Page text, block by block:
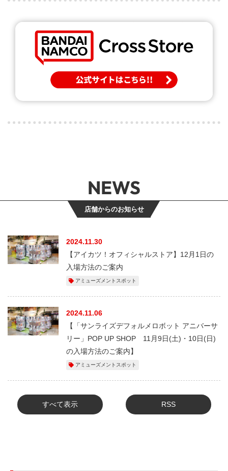
店舗からのお知らせ
NEWS
2024.11.30
【アイカツ！オフィシャルストア】12月1日の
入場方法のご案内
アミューズメントスポット
2024.11.06
【「サンライズデフォルメロボット アニバーサ
リー」POP UP SHOP 11月9日(土)・10日(日)
の入場方法のご案内】
アミューズメントスポット
すべて表示 RSS